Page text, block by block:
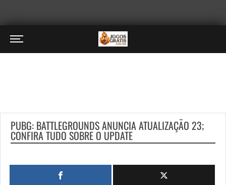
PUBG: BATTLEGROUNDS ANUNCIA ATUALIZAÇÃO 23;
CONFIRA TUDO SOBRE O UPDATE